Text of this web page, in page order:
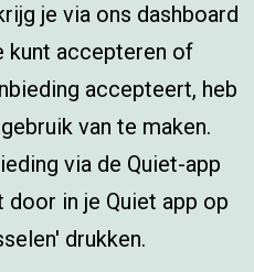
je via ons dashboard
kunt accepteren of
accepteert, heb
van te maken.
via de Quiet-app
in je Quiet app op
drukken.